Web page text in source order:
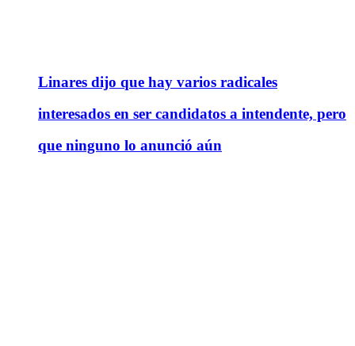
Linares dijo que hay varios radicales
interesados en ser candidatos a intendente, pero
que ninguno lo anunció aún